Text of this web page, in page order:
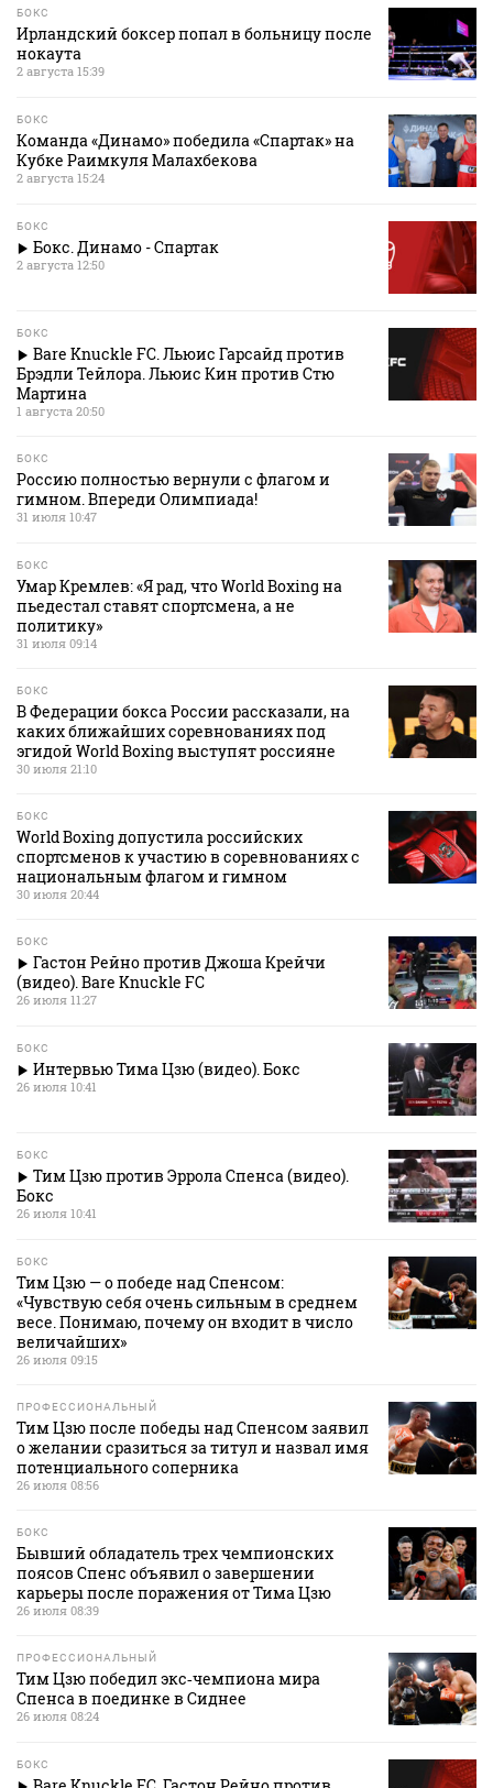
БОКС
Ирландский боксер попал в больницу после
нокаута
2 августа 15:39
БОКС
Команда «Динамо» победила «Спартак» на
Кубке Раимкуля Малахбекова
2 августа 15:24
БОКС
Бокс. Динамо - Спартак
2 августа 12:50
БОКС
Bare Knuckle FC. Льюис Гарсайд против
Брэдли Тейлора. Льюис Кин против Стю
Мартина
1 августа 20:50
БОКС
Россию полностью вернули с флагом и
гимном. Впереди Олимпиада!
31 июля 10:47
БОКС
Умар Кремлев: «Я рад, что World Boxing на
пьедестал ставят спортсмена, а не
политику»
31 июля 09:14
БОКС
В Федерации бокса России рассказали, на
каких ближайших соревнованиях под
эгидой World Boxing выступят россияне
30 июля 21:10
БОКС
World Boxing допустила российских
спортсменов к участию в соревнованиях с
национальным флагом и гимном
30 июля 20:44
БОКС
Гастон Рейно против Джоша Крейчи
(видео). Bare Knuckle FC
26 июля 11:27
БОКС
Интервью Тима Цзю (видео). Бокс
26 июля 10:41
БОКС
Тим Цзю против Эррола Спенса (видео).
Бокс
26 июля 10:41
БОКС
Тим Цзю — о победе над Спенсом:
«Чувствую себя очень сильным в среднем
весе. Понимаю, почему он входит в число
величайших»
26 июля 09:15
ПРОФЕССИОНАЛЬНЫЙ
Тим Цзю после победы над Спенсом заявил
о желании сразиться за титул и назвал имя
потенциального соперника
26 июля 08:56
БОКС
Бывший обладатель трех чемпионских
поясов Спенс объявил о завершении
карьеры после поражения от Тима Цзю
26 июля 08:39
ПРОФЕССИОНАЛЬНЫЙ
Тим Цзю победил экс‑чемпиона мира
Спенса в поединке в Сиднее
26 июля 08:24
БОКС